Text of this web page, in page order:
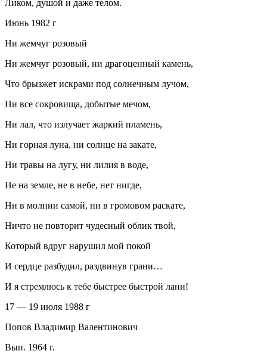
Ликом, душой и даже телом.
Июнь 1982 г
Ни жемчуг розовый
Ни жемчуг розовый, ни драгоценный камень,
Что брызжет искрами под солнечным лучом,
Ни все сокровища, добытые мечом,
Ни лал, что излучает жаркий пламень,
Ни горная луна, ни солнце на закате,
Ни травы на лугу, ни лилия в воде,
Не на земле, не в небе, нет нигде,
Ни в молнии самой, ни в громовом раскате,
Ничто не повторит чудесный облик твой,
Который вдруг нарушил мой покой
И сердце разбудил, раздвинув грани…
И я стремлюсь к тебе быстрее быстрой лани!
17 — 19 июля 1988 г
Попов Владимир Валентинович
Вып. 1964 г.